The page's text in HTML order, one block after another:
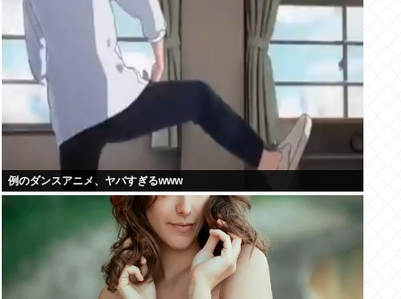
例のダンスアニメ、ヤバすぎるwww